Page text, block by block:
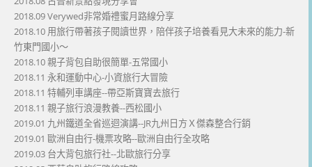
2018.09 Verywed非常婚禮蜜月路線分享
2018.10 用旅行帶著孩子閱讀世界，陪伴孩子培養看見大未來的能力-新
竹東門國小～
2018.10 親子背包自助很簡單-五常國小
2018.11 永和運動中心-小資旅行大冒險
2018.11 特輔列車講座--帶亞斯寶寶去旅行
2018.11 親子旅行浪漫教養--西松國小
2019.01 九州鐵道全省巡迴演講--JR九州日方Ｘ傑森整合行銷
2019.01 歐洲自由行-機票攻略--歐洲自由行全攻略
2019.03 台大背包旅行社--北歐旅行分享